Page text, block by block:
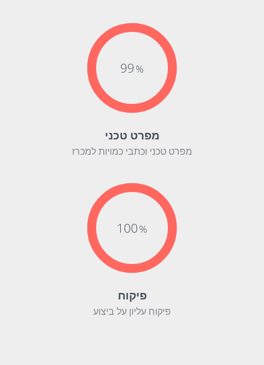
99
מפרט טכני
מפרט טכני וכתבי כמויות למכרז
100
פיקוח
פיקוח עליון על ביצוע